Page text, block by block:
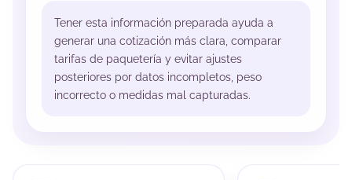
Tener esta información preparada ayuda a
generar una cotización más clara, comparar
tarifas de paquetería y evitar ajustes
posteriores por datos incompletos, peso
incorrecto o medidas mal capturadas.